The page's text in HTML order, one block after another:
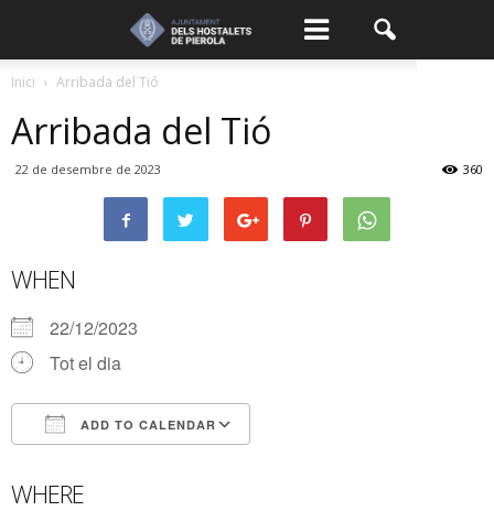
Inici Arribada del Tió
Arribada del Tió
22 de desembre de 2023 360
WHEN
22/12/2023
Tot el dia
ADD TO CALENDAR
WHERE